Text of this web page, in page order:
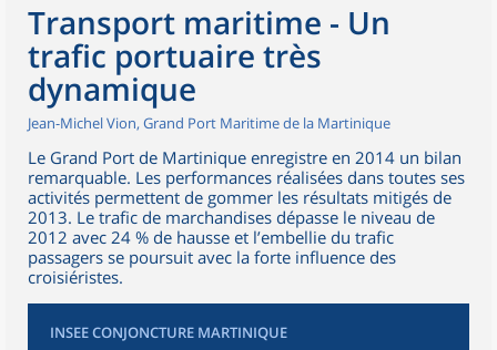
Transport maritime - Un
trafic portuaire très
dynamique
Jean-Michel Vion, Grand Port Maritime de la Martinique
Le Grand Port de Martinique enregistre en 2014 un bilan
remarquable. Les performances réalisées dans toutes ses
activités permettent de gommer les résultats mitigés de
2013. Le trafic de marchandises dépasse le niveau de
2012 avec 24 % de hausse et l’embellie du trafic
passagers se poursuit avec la forte influence des
croisiéristes.
INSEE CONJONCTURE MARTINIQUE